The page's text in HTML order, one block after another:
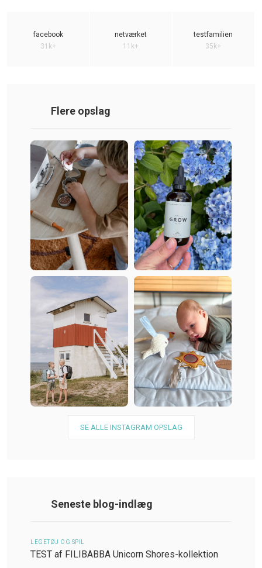
facebook
31k+
netværket
11k+
testfamilien
35k+
Flere opslag
SE ALLE INSTAGRAM OPSLAG
Seneste blog-indlæg
LEGETØJ OG SPIL
TEST af FILIBABBA Unicorn Shores-kollektion